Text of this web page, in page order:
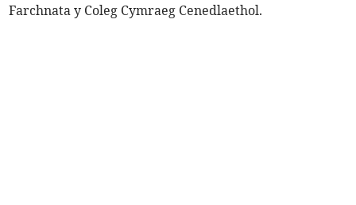
Farchnata y Coleg Cymraeg Cenedlaethol.